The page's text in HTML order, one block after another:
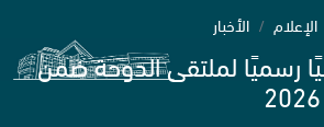
الإعلام الأخبار
رسميًا لملتقى الدوحة ضمن